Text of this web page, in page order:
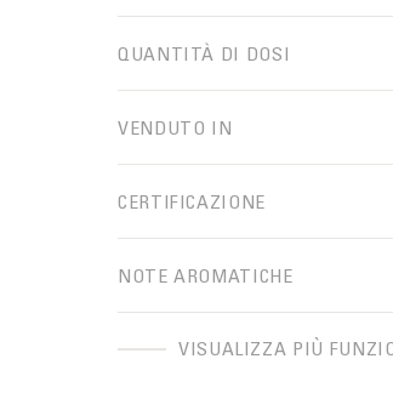
QUANTITÀ DI DOSI
VENDUTO IN
CERTIFICAZIONE
NOTE AROMATICHE
VISUALIZZA PIÙ